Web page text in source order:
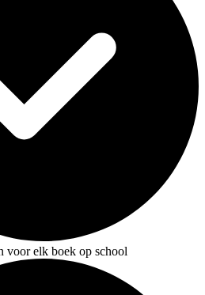
voor elk boek op school